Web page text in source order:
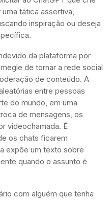
tática assertiva,
inspiração ou deseja
da plataforma por
de tornar a rede social
de conteúdo. A
entre pessoas
do mundo, em uma
de mensagens, os
videochamada. É
os chats ficarem
expõe um texto sobre
quando o assunto é
com alguém que tenha